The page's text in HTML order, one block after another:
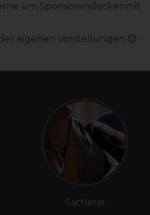
um Sponsorendeckenmit
eigenen Vorstellungen 😊
Sattlerei